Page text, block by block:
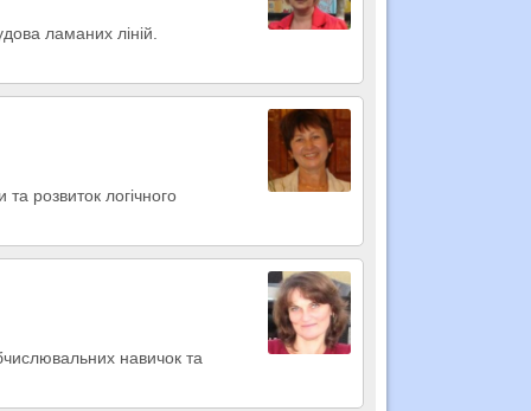
ламаних ліній.
та розвиток логічного
навичок та